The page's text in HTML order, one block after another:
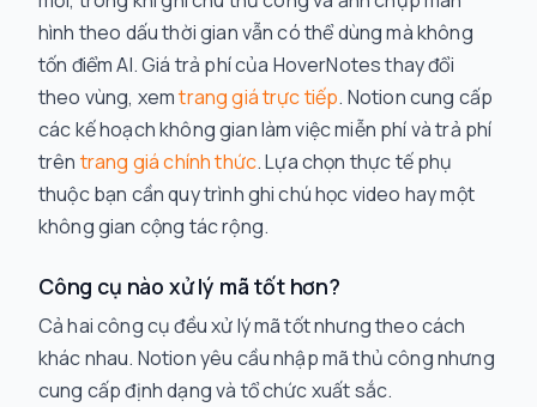
hình theo dấu thời gian vẫn có thể dùng mà không
tốn điểm AI. Giá trả phí của HoverNotes thay đổi
theo vùng, xemtrang giá trực tiếp. Notion cung cấp
các kế hoạch không gian làm việc miễn phí và trả phí
trên trang giá chính thức. Lựa chọn thực tế phụ
thuộc bạn cần quy trình ghi chú học video hay một
không gian cộng tác rộng.
Công cụ nào xử lý mã tốt hơn?
Cả hai công cụ đều xử lý mã tốt nhưng theo cách
khác nhau. Notion yêu cầu nhập mã thủ công nhưng
cung cấp định dạng và tổ chức xuất sắc.